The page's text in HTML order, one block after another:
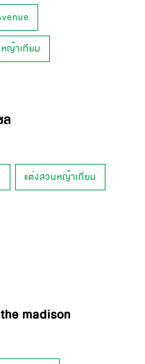
ญ้าเทียม
ล
แต่งสวนหญ้าเทียม
madison